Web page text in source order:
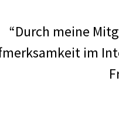
“Durch meine
im